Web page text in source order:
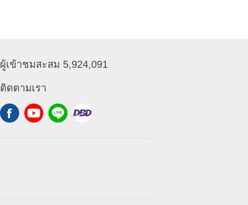
ผู้เข้าชมสะสม 5,924,091
ติดตามเรา